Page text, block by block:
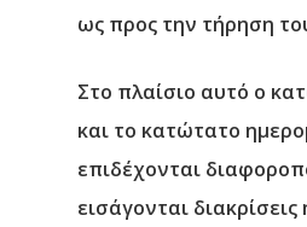
ως προς την τήρηση
Στο πλαίσιο αυτό ο
και το κατώτατο
επιδέχονται
εισάγονται διακρίσεις